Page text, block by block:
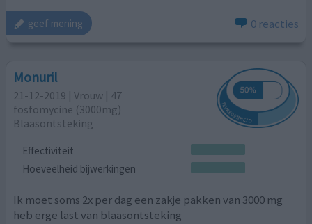
geef mening 0 reacties
Monuril
21-12-2019 | Vrouw | 47
fosfomycine (3000mg)
Blaasontsteking
Effectiviteit
Hoeveelheid bijwerkingen
Ik moet soms 2x per dag een zakje pakken van 3000 mg
heb erge last van blaasontsteking